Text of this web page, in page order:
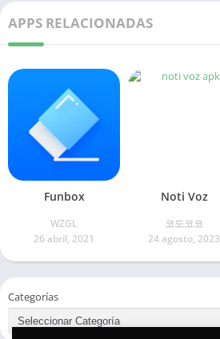
APPS RELACIONADAS
Funbox
WZGL
26 abril, 2021
Noti Voz
코도코코
24 agosto, 2023
Categorías